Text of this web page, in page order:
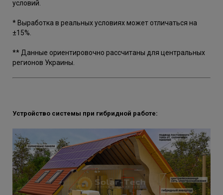
условий.
* Выработка в реальных условиях может отличаться на
±15%.
** Данные ориентировочно рассчитаны для центральных
регионов Украины.
Устройство системы при гибридной работе: